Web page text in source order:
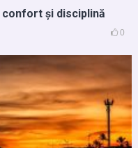
și disciplină
0